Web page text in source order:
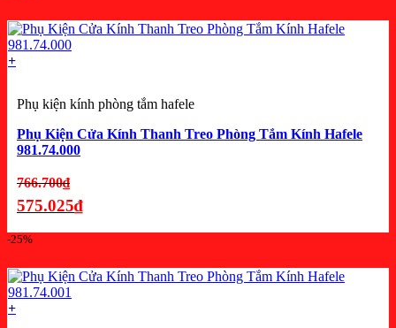
Lọc theo giá
6.000.000₫-15.000.000
+
Phụ kiện kính phòng tắm hafele
Phụ Kiện Cửa Kính Thanh Treo Phòng Tắm Kính Hafele
981.74.000
766.700₫Giá
gốc
575.025₫
tại
là:
-25%
+